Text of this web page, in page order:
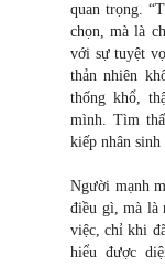
quan trọng.
chọn, mà là
với sự tuyệt
thản nhiên
thống khổ,
mình. Tìm
kiếp nhân
Người mạnh
điều gì, mà là
việc, chỉ khi
hiểu được